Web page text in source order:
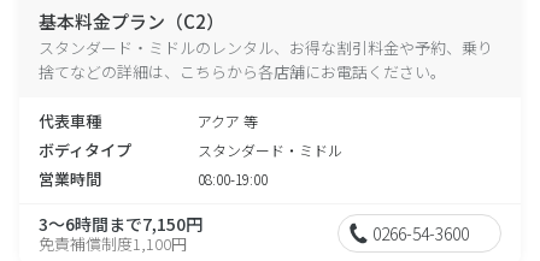
基本料金プラン（C2）
スタンダード・ミドルのレンタル、お得な割引料金や予約、乗り
捨てなどの詳細は、こちらから各店舗にお電話ください。
代表車種 アクア 等
ボディタイプ スタンダード・ミドル
営業時間 08:00-19:00
3～6時間まで7,150円
免責補償制度1,100円 0266-54-3600